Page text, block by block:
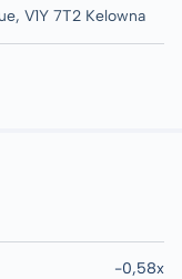
V1Y 7T2 Kelowna
-0,58x